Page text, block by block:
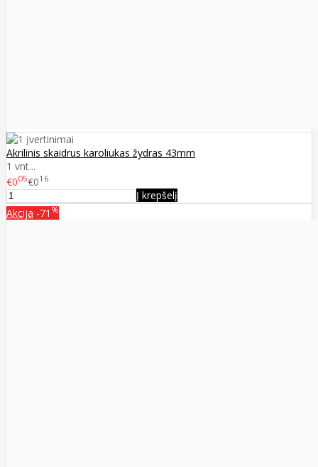
Akrilinis skaidrus karoliukas žydras 43mm
1 vnt...
€005€016
Į krepšelį
Akcija -71 %